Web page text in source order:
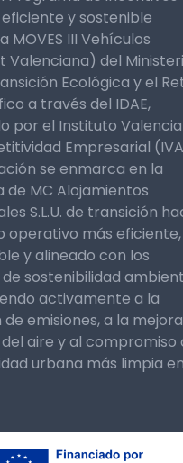
y sostenible
MOVES III Vehículos
Valenciana) del
Ecológica y el
a través del IDAE,
por el Instituto
Empresarial
se enmarca en la
MC Alojamientos
S.L.U. de transición
operativo más eficiente,
y alineado con los
sostenibilidad
activamente a la
emisiones, a la
aire y al compromiso
urbana más limpia